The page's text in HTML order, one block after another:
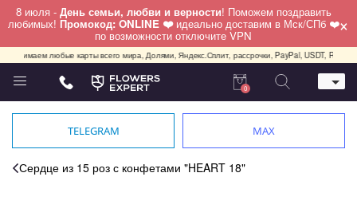
8 июля - День семьи, любви и верности! Поможем поздравить
любимых! Промокод: ONLINE ❤️ идеально доставим в Мск/СПб ❤️
по возможности отключите VPN ×
любые карты всего мира, Долями, Яндекс.Сплит, рассрочки, PayPal, USDT, Revolut и
Телефон
+7 (495) 982-55-05
0
TELEGRAM MAX
Сердце из 15 роз с конфетами "HEART 18"